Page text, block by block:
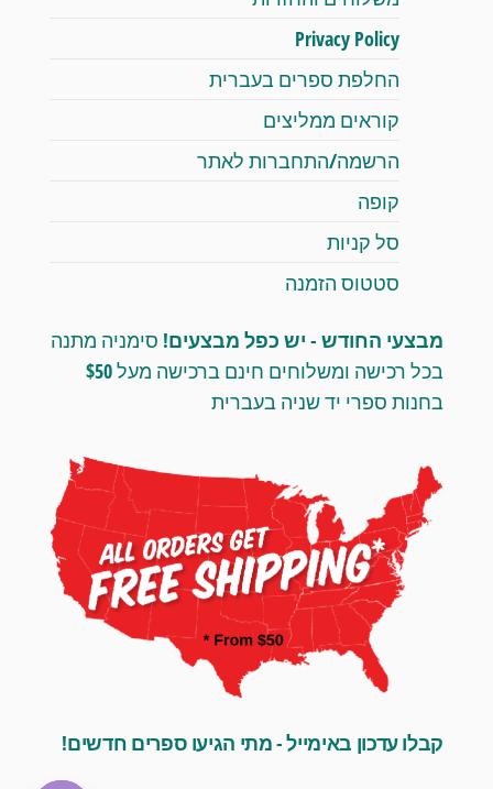
Privacy Policy
החלפת ספרים בעברית
קוראים ממליצים
הרשמה/התחברות לאתר
קופה
סל קניות
סטטוס הזמנה
מבצעי החודש - יש כפל מבצעים! סימניה מתנה
בכל רכישה ומשלוחים חינם ברכישה מעל $50
בחנות ספרי יד שניה בעברית
קבלו עדכון באימייל - מתי הגיעו ספרים חדשים!